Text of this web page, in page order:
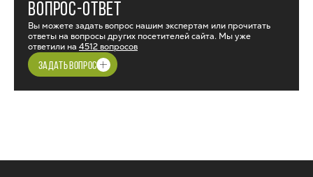
ВОПРОС-ОТВЕТ
Вы можете задать вопрос нашим экспертам или прочитать
ответы на вопросы других посетителей сайта. Мы уже
ответили на 4512 вопросов
ЗАДАТЬ ВОПРОС